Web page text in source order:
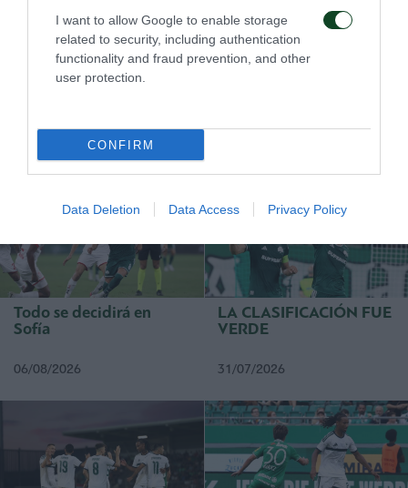
I want to allow Google to enable storage
related to security, including authentication
functionality and fraud prevention, and other
user protection.
CONFIRM
Data Deletion Data Access Privacy Policy
Αlexandropulos (61’ Serpezis), Jatziyiovanis (69’
Εmanuilidis), Μacheda, Buzukis (87’ Κabetsis),
COMPETIY
Todo se decidirá en
Sofía
06/08/2026
LA CLASIFICACIÓN FUE
VERDE
31/07/2026